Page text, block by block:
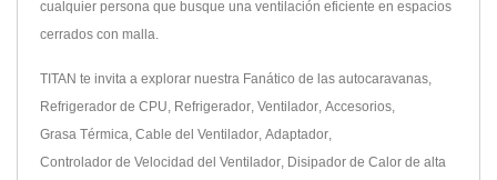
cualquier persona que busque una ventilación eficiente en espacios
cerrados con malla.
TITAN te invita a explorar nuestra Fanático de las autocaravanas
Refrigerador de CPU Refrigerador Ventilador Accesorios
Grasa Térmica Cable del Ventilador Adaptador
Controlador de Velocidad del Ventilador Disipador de Calor de alta